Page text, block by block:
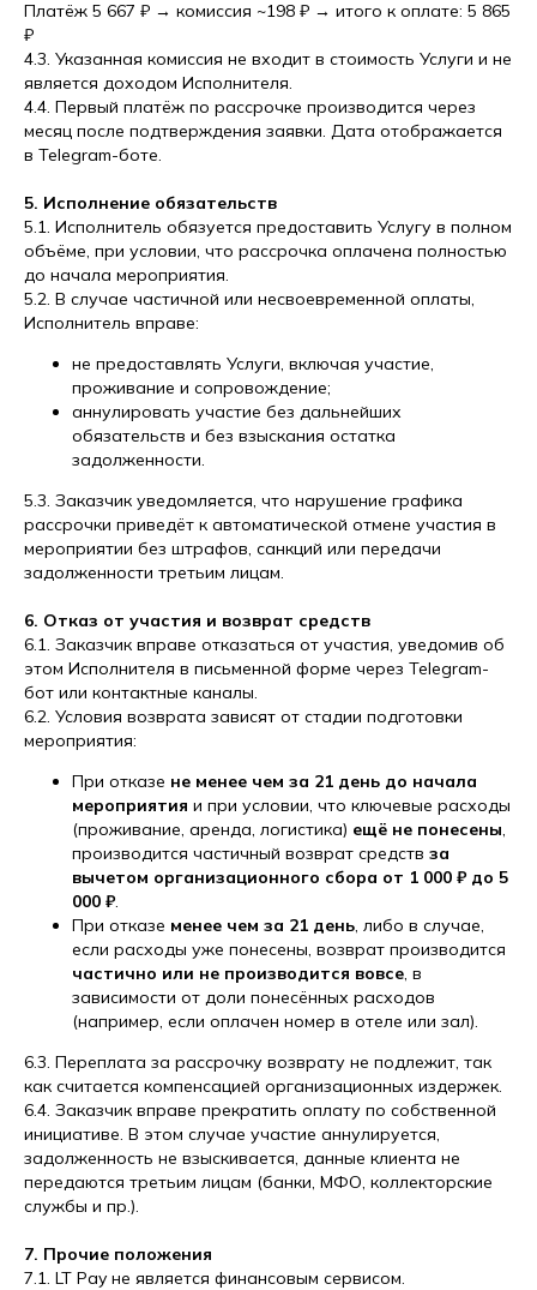
Платёж 5 667 ₽ → комиссия ~198 ₽ → итого к оплате: 5 865
₽
4.3. Указанная комиссия не входит в стоимость Услуги и не
является доходом Исполнителя.
4.4. Первый платёж по рассрочке производится через
месяц после подтверждения заявки. Дата отображается
в Telegram-боте.
5. Исполнение обязательств
5.1. Исполнитель обязуется предоставить Услугу в полном
объёме, при условии, что рассрочка оплачена полностью
до начала мероприятия.
5.2. В случае частичной или несвоевременной оплаты,
Исполнитель вправе:
не предоставлять Услуги, включая участие,
проживание и сопровождение;
аннулировать участие без дальнейших
обязательств и без взыскания остатка
задолженности.
5.3. Заказчик уведомляется, что нарушение графика
рассрочки приведёт к автоматической отмене участия в
мероприятии без штрафов, санкций или передачи
задолженности третьим лицам.
6. Отказ от участия и возврат средств
6.1. Заказчик вправе отказаться от участия, уведомив об
этом Исполнителя в письменной форме через Telegram-
бот или контактные каналы.
6.2. Условия возврата зависят от стадии подготовки
мероприятия:
При отказе не менее чем за 21 день до начала
мероприятия и при условии, что ключевые расходы
(проживание, аренда, логистика) ещё не понесены,
производится частичный возврат средств за
вычетом организационного сбора от 1 000 ₽ до 5
000 ₽.
При отказе менее чем за 21 день, либо в случае,
если расходы уже понесены, возврат производится
частично или не производится вовсе, в
зависимости от доли понесённых расходов
(например, если оплачен номер в отеле или зал).
6.3. Переплата за рассрочку возврату не подлежит, так
как считается компенсацией организационных издержек.
6.4. Заказчик вправе прекратить оплату по собственной
инициативе. В этом случае участие аннулируется,
задолженность не взыскивается, данные клиента не
передаются третьим лицам (банки, МФО, коллекторские
службы и пр.).
7. Прочие положения
7.1. LT Pay не является финансовым сервисом.